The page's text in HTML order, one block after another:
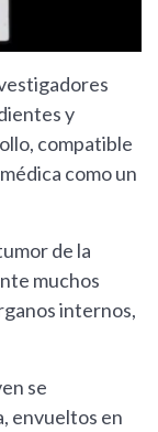
y
compatible
como un
de la
muchos
internos,
se
envueltos en